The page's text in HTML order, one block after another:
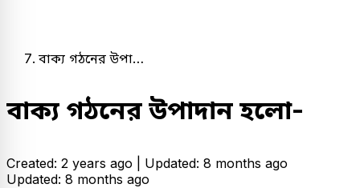
বাক্য গঠনের উপা…
বাক্য গঠনের উপাদান হলো-
Created: 2 years ago | Updated: 8 months ago
Updated: 8 months ago